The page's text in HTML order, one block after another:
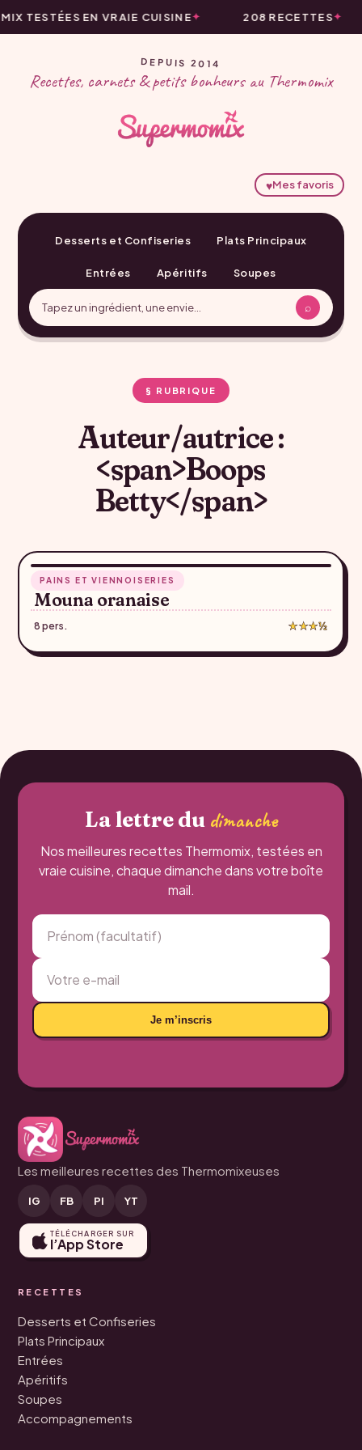
TESTÉES EN VRAIE CUISINE 208 RECETTES
DEPUIS 2014
Recettes, carnets & petits bonheurs au Thermomix
♥Mes favoris
Desserts et Confiseries Plats Principaux
Entrées Apéritifs Soupes
⌕
§ RUBRIQUE
Auteur/autrice :
<span>Boops
Betty</span>
PAINS ET VIENNOISERIES
Mouna oranaise
8 pers. ★★★½
La lettre du dimanche
Nos meilleures recettes Thermomix, testées en
vraie cuisine, chaque dimanche dans votre boîte
mail.
Je m’inscris
Les meilleures recettes des Thermomixeuses
IG FB PI YT
TÉLÉCHARGER SUR
l’App Store
RECETTES
Desserts et Confiseries
Plats Principaux
Entrées
Apéritifs
Soupes
Accompagnements